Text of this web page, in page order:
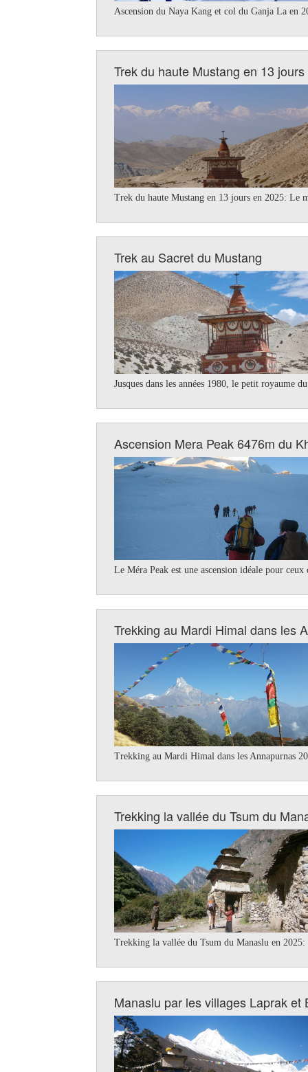
Ascension du Naya Kang et col du Ganja La en
Trek du haute Mustang en 13 jours
Trek du haute Mustang en 13 jours en 2025: Le
Trek au Sacret du Mustang
Jusques dans les années 1980, le petit royaume
Ascension Mera Peak 6476m du
Le Méra Peak est une ascension idéale pour
Trekking au Mardi Himal dans les
Trekking au Mardi Himal dans les Annapurnas
Trekking la vallée du Tsum du
Trekking la vallée du Tsum du Manaslu en 2025:
Manaslu par les villages Laprak et